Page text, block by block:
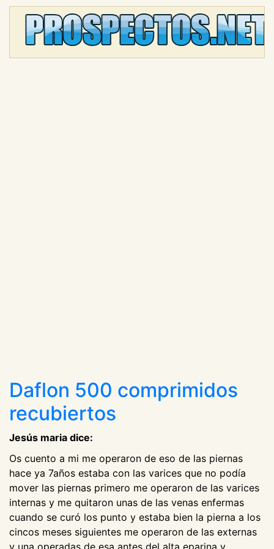
Daflon 500 comprimidos
recubiertos
Jesús maria dice:
Os cuento a mi me operaron de eso de las piernas
hace ya 7años estaba con las varices que no podía
mover las piernas primero me operaron de las varices
internas y me quitaron unas de las venas enfermas
cuando se curó los punto y estaba bien la pierna a los
cincos meses siguientes me operaron de las externas
y una operadas de esa antes del alta eparina y